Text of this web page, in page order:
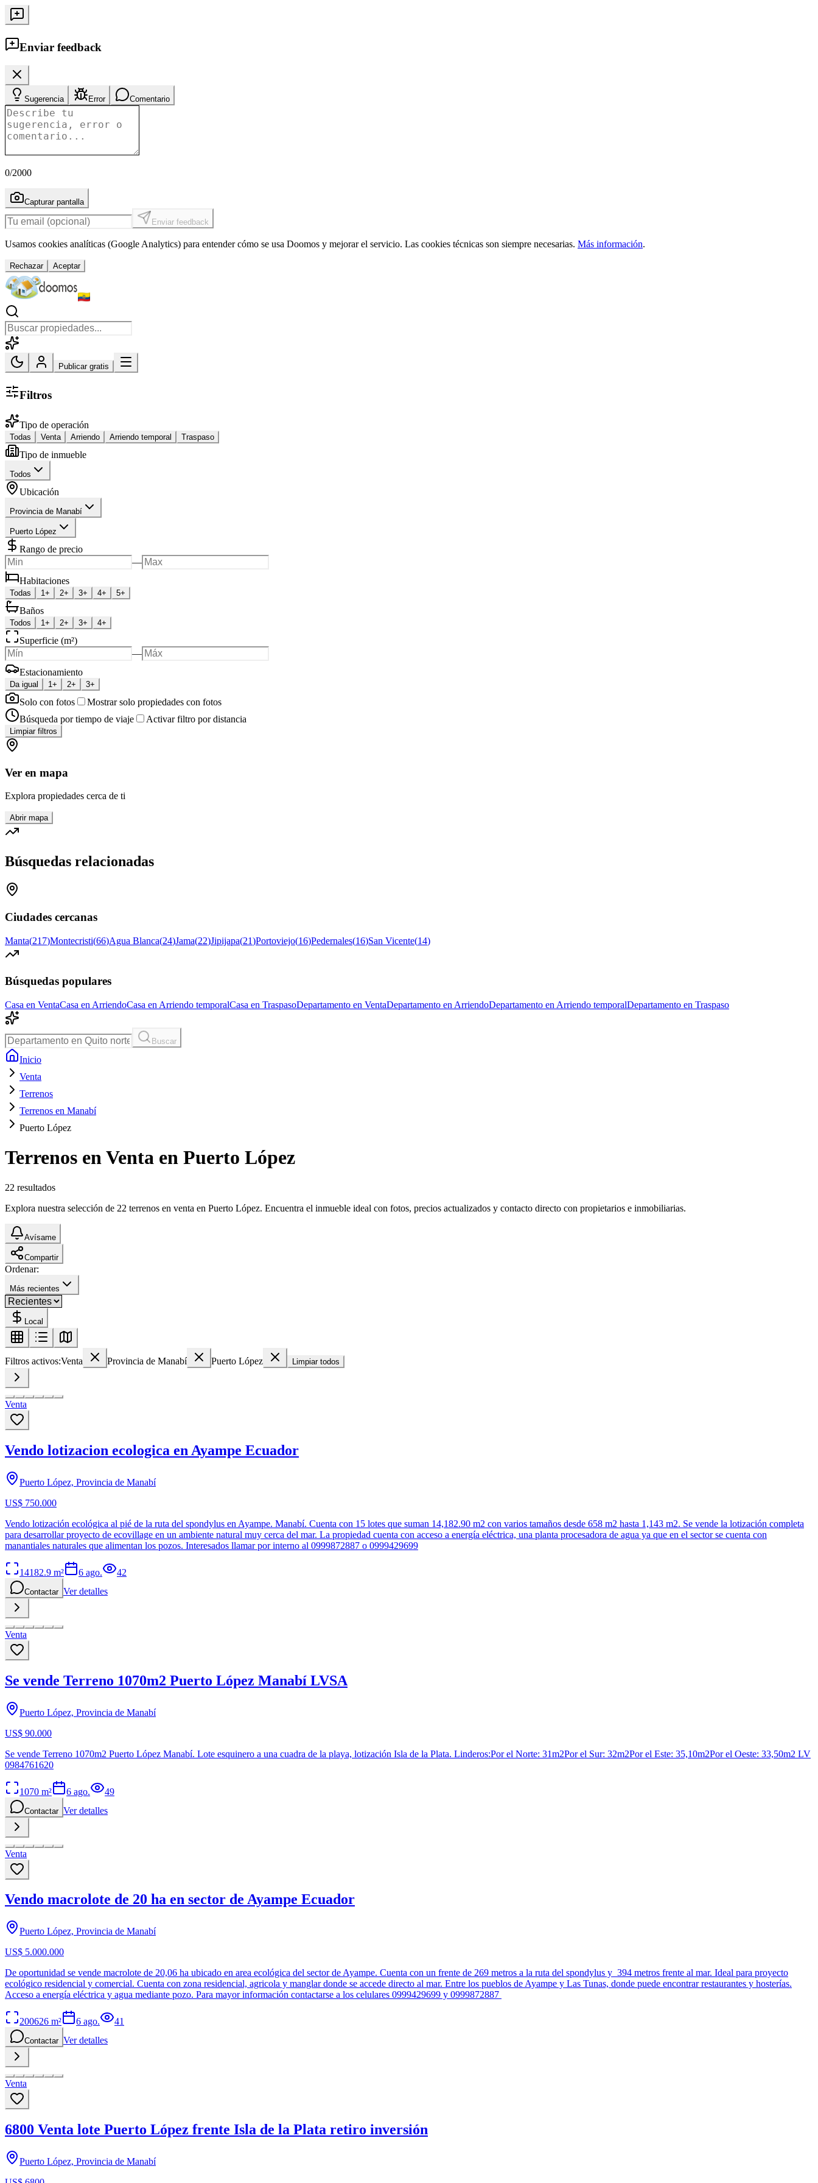
Enviar feedback
Sugerencia Error Comentario
0/2000
Capturar pantalla
Enviar feedback
Usamos cookies analíticas (Google Analytics) para entender cómo se usa Doomos y mejorar el servicio. Las cookies técnicas son siempre necesarias. Más información.
Rechazar Aceptar
Publicar gratis
Filtros
Tipo de operación
Todas Venta Arriendo Arriendo temporal Traspaso
Tipo de inmueble
Todos
Ubicación
Provincia de Manabí
Puerto López
Rango de precio
—
Habitaciones
Todas 1+ 2+ 3+ 4+ 5+
Baños
Todos 1+ 2+ 3+ 4+
Superficie (m²)
—
Estacionamiento
Da igual 1+ 2+ 3+
Solo con fotos
Mostrar solo propiedades con fotos
Búsqueda por tiempo de viaje
Activar filtro por distancia
Limpiar filtros
Ver en mapa
Explora propiedades cerca de ti
Abrir mapa
Búsquedas relacionadas
Ciudades cercanas
Manta(217)Montecristi(66)Agua Blanca(24)Jama(22)Jipijapa(21)Portoviejo(16)Pedernales(16)San Vicente(14)
Búsquedas populares
Casa en VentaCasa en ArriendoCasa en Arriendo temporalCasa en TraspasoDepartamento en VentaDepartamento en ArriendoDepartamento en Arriendo temporalDepartamento en Traspaso
Buscar
Inicio
Venta
Terrenos
Terrenos en Manabí
Puerto López
Terrenos en Venta en Puerto López
22 resultados
Explora nuestra selección de 22 terrenos en venta en Puerto López. Encuentra el inmueble ideal con fotos, precios actualizados y contacto directo con propietarios e inmobiliarias.
Avísame
Compartir
Ordenar:
Más recientes
Local
Filtros activos:Venta Provincia de Manabí Puerto López Limpiar todos
Venta
Vendo lotizacion ecologica en Ayampe Ecuador
Puerto López, Provincia de Manabí
US$ 750.000
Vendo lotización ecológica al pié de la ruta del spondylus en Ayampe. Manabí. Cuenta con 15 lotes que suman 14,182.90 m2 con varios tamaños desde 658 m2 hasta 1,143 m2. Se vende la lotización completa
para desarrollar proyecto de ecovillage en un ambiente natural muy cerca del mar. La propiedad cuenta con acceso a energía eléctrica, una planta procesadora de agua ya que en el sector se cuenta con
manantiales naturales que alimentan los pozos. Interesados llamar por interno al 0999872887 o 0999429699
14182.9 m² 6 ago. 42
Contactar Ver detalles
Venta
Se vende Terreno 1070m2 Puerto López Manabí LVSA
Puerto López, Provincia de Manabí
US$ 90.000
Se vende Terreno 1070m2 Puerto López Manabí. Lote esquinero a una cuadra de la playa, lotización Isla de la Plata. Linderos:Por el Norte: 31m2Por el Sur: 32m2Por el Este: 35,10m2Por el Oeste: 33,50m2 LV
0984761620
1070 m² 6 ago. 49
Contactar Ver detalles
Venta
Vendo macrolote de 20 ha en sector de Ayampe Ecuador
Puerto López, Provincia de Manabí
US$ 5.000.000
De oportunidad se vende macrolote de 20,06 ha ubicado en area ecológica del sector de Ayampe. Cuenta con un frente de 269 metros a la ruta del spondylus y 394 metros frente al mar. Ideal para proyecto
ecológico residencial y comercial. Cuenta con zona residencial, agricola y manglar donde se accede directo al mar. Entre los pueblos de Ayampe y Las Tunas, donde puede encontrar restaurantes y hosterías.
Acceso a energía eléctrica y agua mediante pozo. Para mayor información contactarse a los celulares 0999429699 y 0999872887
200626 m² 6 ago. 41
Contactar Ver detalles
Venta
6800 Venta lote Puerto López frente Isla de la Plata retiro inversión
Puerto López, Provincia de Manabí